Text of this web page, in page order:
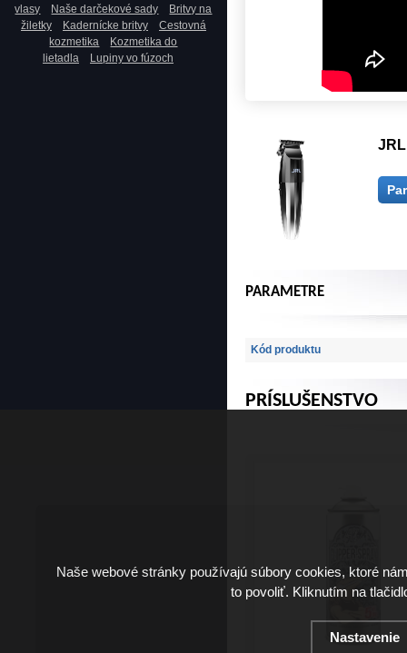
vlasy
Naše darčekové sady
Britvy na
žiletky
Kadernícke britvy
Cestovná
kozmetika
Kozmetika do
lietadla
Lupiny vo fúzoch
PARAMETRE
Kód produktu
PRÍSLUŠENSTVO
Naše webové stránky používajú súbory cookies, ktoré
to povoliť. Kliknutím na
Nastavenie